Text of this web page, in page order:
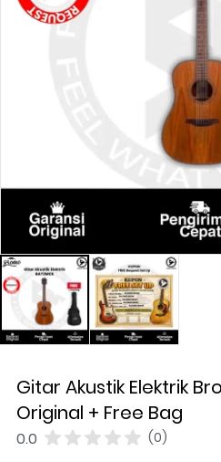
Gitar Akustik Elektrik
Original + Free Bag
0.0 (0)